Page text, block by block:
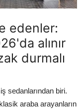
edenler:
alınır
durmalı
sedanlarından biri.
araba arayanların